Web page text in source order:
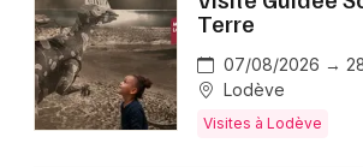
Terre
07/08/2026 →
Lodève
Visites à Lodève